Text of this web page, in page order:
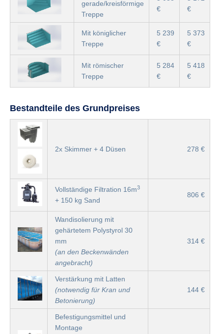
gerade/kreisförmige
Treppe
€
€
Mit königlicher
Treppe
5 239
€
5 373
€
Mit römischer
Treppe
5 284
€
5 418
€
Bestandteile des Grundpreises
2x Skimmer + 4 Düsen 278 €
Vollständige Filtration 16m3
+ 150 kg Sand
806 €
Wandisolierung mit
gehärtetem Polystyrol 30
mm
(an den Beckenwänden
angebracht)
314 €
Verstärkung mit Latten
(notwendig für Kran und
Betonierung)
144 €
Befestigungsmittel und
Montage